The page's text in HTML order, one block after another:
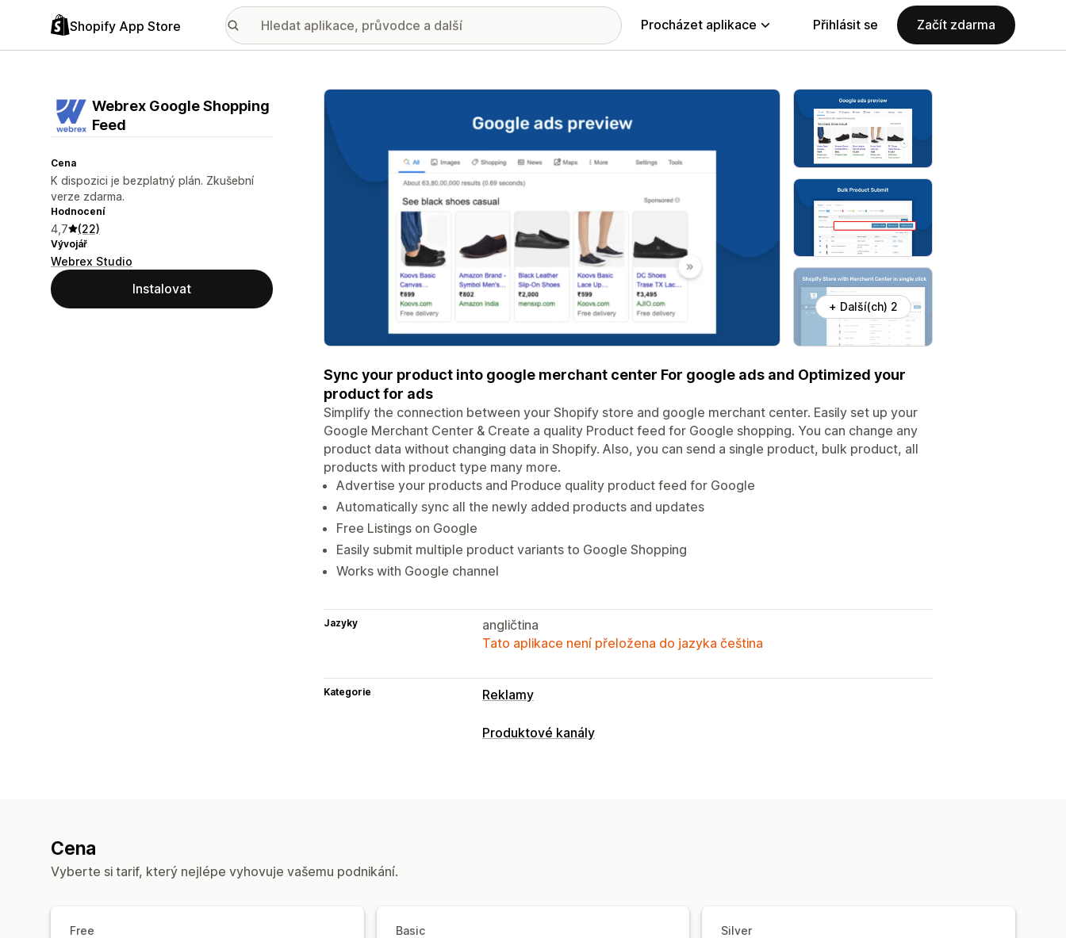
Shopify App Store Procházet aplikace Přihlásit se Začít zdarma
Webrex Google Shopping
Feed
Cena
K dispozici je bezplatný plán. Zkušební
verze zdarma.
Hodnocení
4,7 (22)
Vývojář
Webrex Studio
Instalovat
Galerie propagovaných obrázků
+ Další(ch) 2
Sync your product into google merchant center For google ads and Optimized your
product for ads
Simplify the connection between your Shopify store and google merchant center. Easily set up your
Google Merchant Center & Create a quality Product feed for Google shopping. You can change any
product data without changing data in Shopify. Also, you can send a single product, bulk product, all
products with product type many more.
Advertise your products and Produce quality product feed for Google
Automatically sync all the newly added products and updates
Free Listings on Google
Easily submit multiple product variants to Google Shopping
Works with Google channel
Jazyky
angličtina
Tato aplikace není přeložena do jazyka čeština
Kategorie Reklamy
Produktové kanály
Cena
Vyberte si tarif, který nejlépe vyhovuje vašemu podnikání.
Free Basic Silver